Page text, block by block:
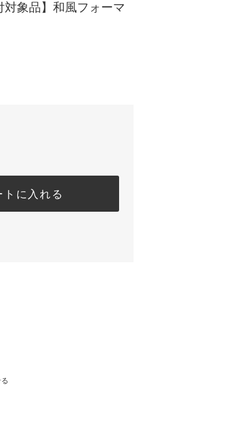
対象品】和風フォーマ
トに入れる